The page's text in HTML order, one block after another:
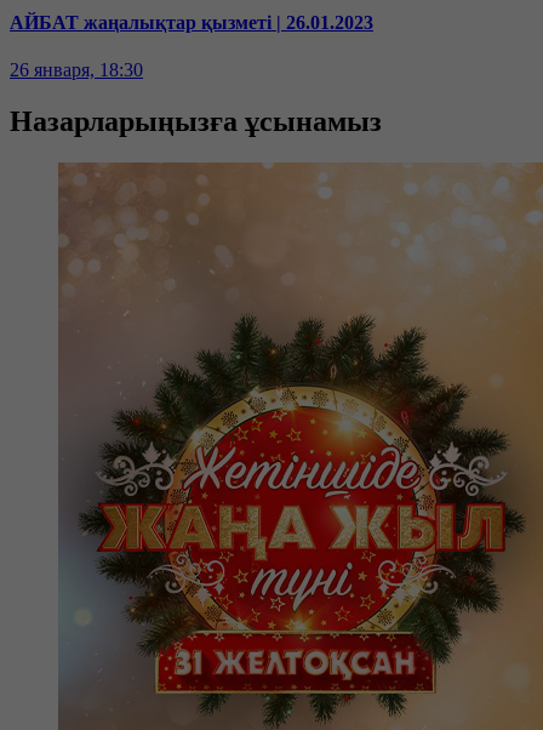
АЙБАТ жаңалықтар қызметі | 26.01.2023
26 января, 18:30
Назарларыңызға ұсынамыз